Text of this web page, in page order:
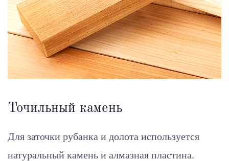
Точильный камень
Для заточки рубанка и долота используется
натуральный камень и алмазная пластина.